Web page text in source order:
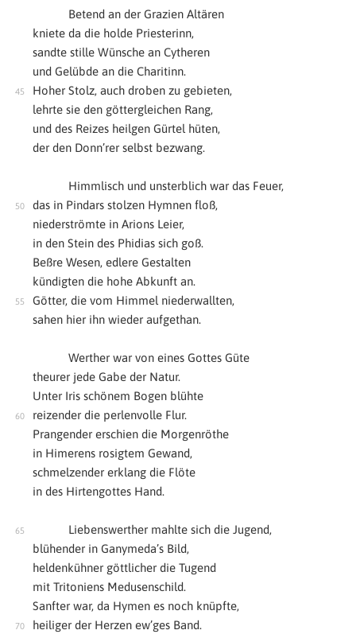
Betend an der Grazien Altären
kniete da die holde Priesterinn,
sandte stille Wünsche an Cytheren
und Gelübde an die Charitinn.
Hoher Stolz, auch droben zu gebieten,
lehrte sie den göttergleichen Rang,
und des Reizes heilgen Gürtel hüten,
der den Donn’rer selbst bezwang.
Himmlisch und unsterblich war das Feuer,
das in Pindars stolzen Hymnen floß,
niederströmte in Arions Leier,
in den Stein des Phidias sich goß.
Beßre Wesen, edlere Gestalten
kündigten die hohe Abkunft an.
Götter, die vom Himmel niederwallten,
sahen hier ihn wieder aufgethan.
Werther war von eines Gottes Güte
theurer jede Gabe der Natur.
Unter Iris schönem Bogen blühte
reizender die perlenvolle Flur.
Prangender erschien die Morgenröthe
in Himerens rosigtem Gewand,
schmelzender erklang die Flöte
in des Hirtengottes Hand.
Liebenswerther mahlte sich die Jugend,
blühender in Ganymeda’s Bild,
heldenkühner göttlicher die Tugend
mit Tritoniens Medusenschild.
Sanfter war, da Hymen es noch knüpfte,
heiliger der Herzen ew’ges Band.